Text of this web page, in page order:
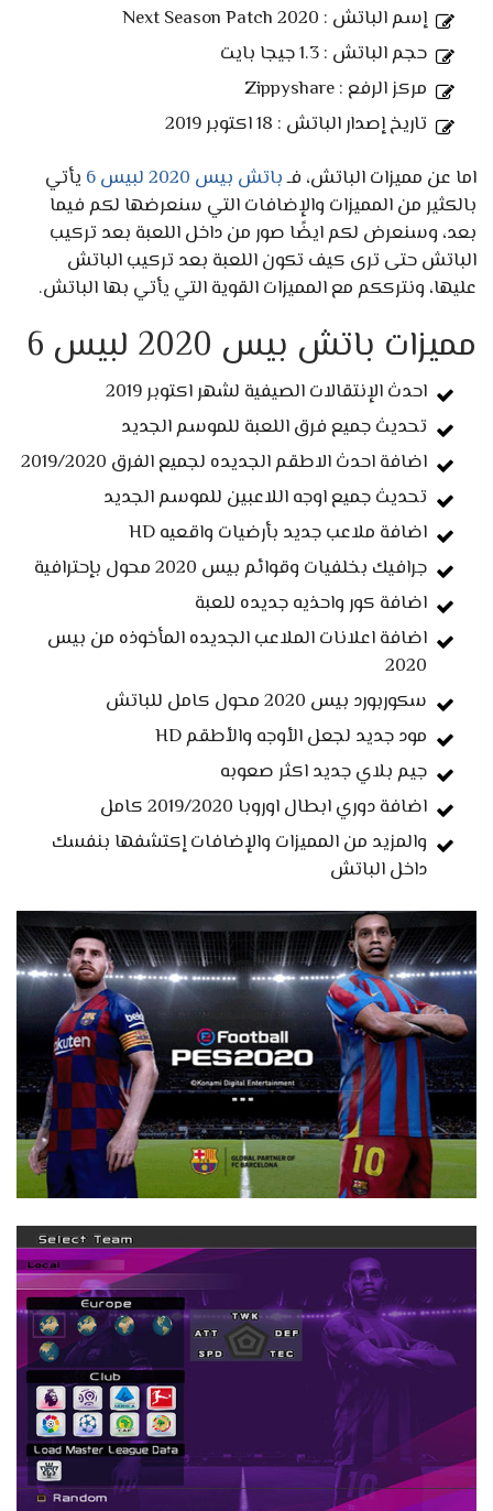
إسم الباتش : Next Season Patch 2020
حجم الباتش : 1.3 جيجا بايت
مركز الرفع : Zippyshare
تاريخ إصدار الباتش : 18 اكتوبر 2019
اما عن مميزات الباتش، فـباتش بيس 2020 لبيس 6
يأتي
بالكثير من المميزات والإضافات التي سنعرضها لكم فيما
بعد، وسنعرض لكم ايضًا صور من داخل اللعبة بعد تركيب
الباتش حتى ترى كيف تكون اللعبة بعد تركيب الباتش
عليها، ونترككم مع المميزات القوية التي يأتي بها الباتش.
مميزات باتش بيس 2020 لبيس 6
احدث الإنتقالات الصيفية لشهر اكتوبر 2019
تحديث جميع فرق اللعبة للموسم الجديد
اضافة احدث الاطقم الجديده لجميع الفرق 2019/2020
تحديث جميع اوجه اللاعبين للموسم الجديد
اضافة ملاعب جديد بأرضيات واقعيه HD
جرافيك بخلفيات وقوائم بيس 2020 محول بإحترافية
اضافة كور واحذيه جديده للعبة
اضافة اعلانات الملاعب الجديده المأخوذه من بيس
2020
سكوربورد بيس 2020 محول كامل للباتش
مود جديد لجعل الأوجه والأطقم HD
جيم بلاي جديد اكثر صعوبه
اضافة دوري ابطال اوروبا 2019/2020 كامل
والمزيد من المميزات والإضافات إكتشفها بنفسك
داخل الباتش